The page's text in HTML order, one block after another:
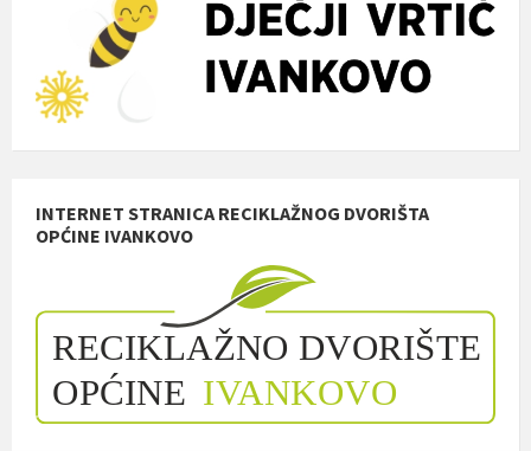
INTERNET STRANICA RECIKLAŽNOG DVORIŠTA
OPĆINE IVANKOVO